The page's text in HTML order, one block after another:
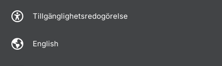
Tillgänglighetsredogörelse
English